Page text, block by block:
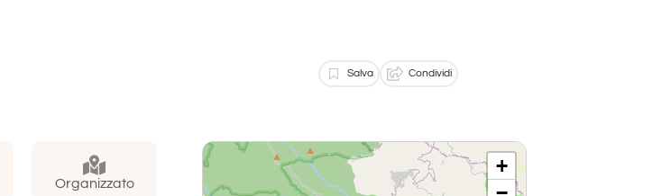
Salva Condividi
Organizzato
+